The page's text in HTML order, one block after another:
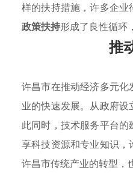
样的扶持措施，许多企
政策扶持形成了良性循环
推
许昌市在推动经济多元
业的快速发展。从政府
此同时，技术服务平台
享科技资源和专业知识
许昌市传统产业的转型，